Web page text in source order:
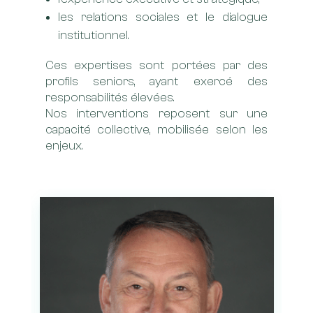
les relations sociales et le dialogue
institutionnel.
Ces expertises sont portées par des
profils seniors, ayant exercé des
responsabilités élevées.
Nos interventions reposent sur une
capacité collective, mobilisée selon les
enjeux.